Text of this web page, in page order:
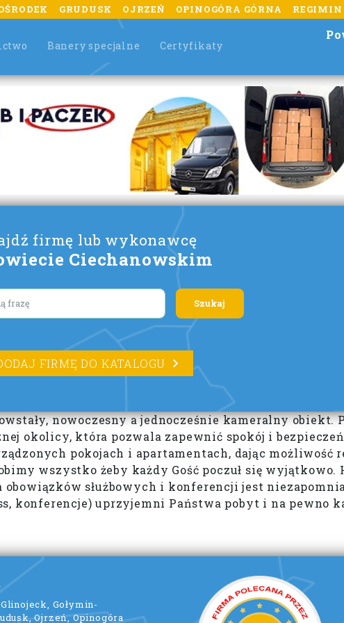
GRUDUSK OJRZEŃ OPINOGÓRA GÓRNA REGIMIN
Banery specjalne Certyfikaty
firmę lub wykonawcę
Ciechanowskim
FIRMĘ DO KATALOGU
nowoczesny a jednocześnie kameralny obiekt.
okolicy, która pozwala zapewnić spokój i
pokojach i apartamentach, dając możliwość
wszystko żeby każdy Gość poczuł się
służbowych i konferencji jest
konferencje) uprzyjemni Państwa pobyt i na pewno
Gołymin-
Ojrzeń, Opinogóra